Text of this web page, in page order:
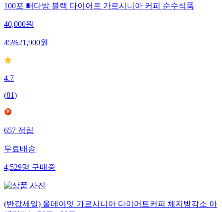
100포 빼다방 블랙 다이어트 가르시니아 커피 순수식품
40,000원
45%21,900원
4.7
(81)
657적립
무료배송
4,529명구매중
(반값세일) 올데이잇 가르시니아 다이어트커피 체지방감소 아